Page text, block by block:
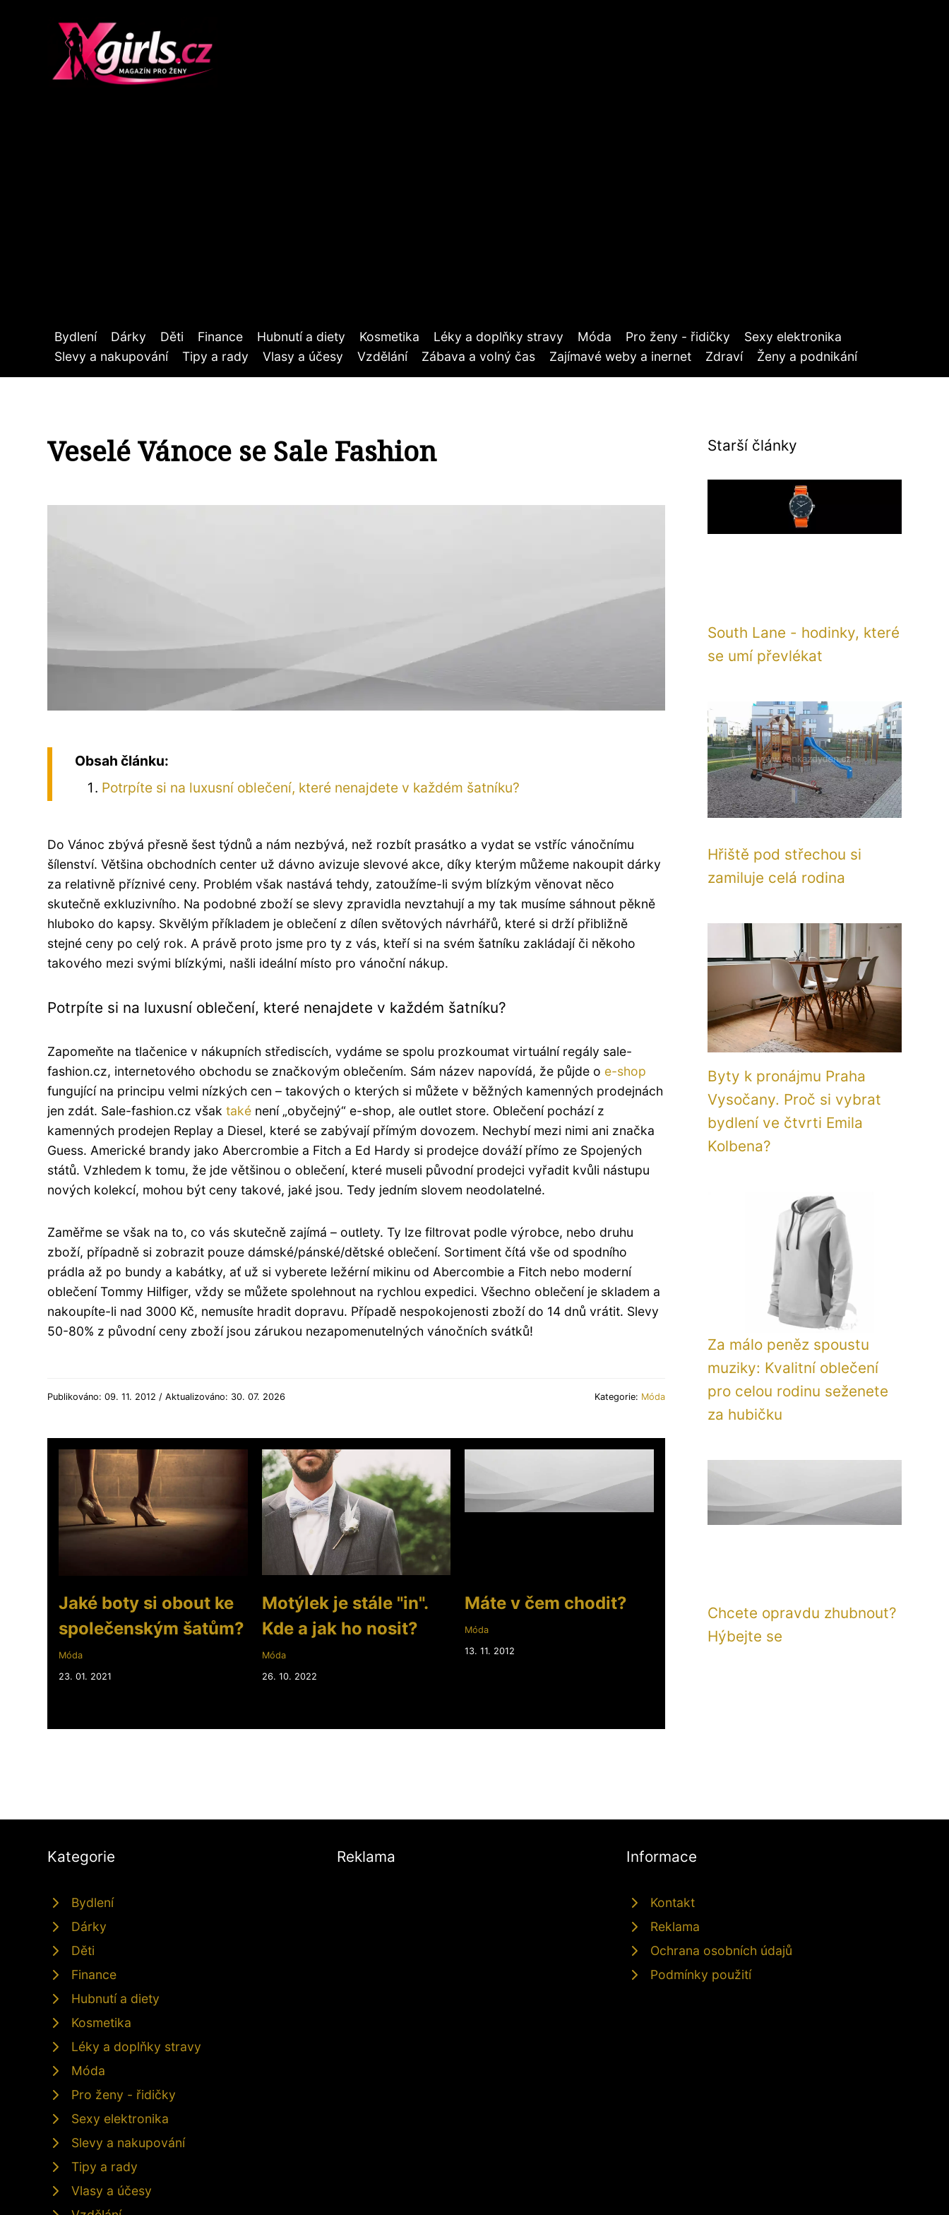
Bydlení Dárky Děti Finance Hubnutí a diety Kosmetika Léky a doplňky stravy Móda Pro ženy - řidičky
Sexy elektronika
Slevy a nakupování
Tipy a rady Vlasy a účesy Vzdělání Zábava a volný čas Zajímavé weby a inernet Zdraví Ženy a podnikání
Veselé Vánoce se Sale Fashion
Obsah článku:
Potrpíte si na luxusní oblečení, které nenajdete v každém šatníku?
Do Vánoc zbývá přesně šest týdnů a nám nezbývá, než rozbít prasátko a vydat se vstříc vánočnímu
šílenství. Většina obchodních center už dávno avizuje slevové akce, díky kterým můžeme nakoupit dárky
za relativně příznivé ceny. Problém však nastává tehdy, zatoužíme-li svým blízkým věnovat něco
skutečně exkluzivního. Na podobné zboží se slevy zpravidla nevztahují a my tak musíme sáhnout pěkně
hluboko do kapsy. Skvělým příkladem je oblečení z dílen světových návrhářů, které si drží přibližně
stejné ceny po celý rok. A právě proto jsme pro ty z vás, kteří si na svém šatníku zakládají či někoho
takového mezi svými blízkými, našli ideální místo pro vánoční nákup.
Potrpíte si na luxusní oblečení, které nenajdete v každém šatníku?
Zapomeňte na tlačenice v nákupních střediscích, vydáme se spolu prozkoumat virtuální regály sale-
fashion.cz, internetového obchodu se značkovým oblečením. Sám název napovídá, že půjde o e-shop
fungující na principu velmi nízkých cen – takových o kterých si můžete v běžných kamenných prodejnách
jen zdát. Sale-fashion.cz však také není „obyčejný“ e-shop, ale outlet store. Oblečení pochází z
kamenných prodejen Replay a Diesel, které se zabývají přímým dovozem. Nechybí mezi nimi ani značka
Guess. Americké brandy jako Abercrombie a Fitch a Ed Hardy si prodejce dováží přímo ze Spojených
států. Vzhledem k tomu, že jde většinou o oblečení, které museli původní prodejci vyřadit kvůli nástupu
nových kolekcí, mohou být ceny takové, jaké jsou. Tedy jedním slovem neodolatelné.
Zaměřme se však na to, co vás skutečně zajímá – outlety. Ty lze filtrovat podle výrobce, nebo druhu
zboží, případně si zobrazit pouze dámské/pánské/dětské oblečení. Sortiment čítá vše od spodního
prádla až po bundy a kabátky, ať už si vyberete ležérní mikinu od Abercombie a Fitch nebo moderní
oblečení Tommy Hilfiger, vždy se můžete spolehnout na rychlou expedici. Všechno oblečení je skladem a
nakoupíte-li nad 3000 Kč, nemusíte hradit dopravu. Případě nespokojenosti zboží do 14 dnů vrátit. Slevy
50-80% z původní ceny zboží jsou zárukou nezapomenutelných vánočních svátků!
Publikováno: 09. 11. 2012 / Aktualizováno: 30. 07. 2026 Kategorie: Móda
Jaké boty si obout ke
společenským šatům?
Móda
23. 01. 2021
Motýlek je stále "in".
Kde a jak ho nosit?
Móda
26. 10. 2022
Máte v čem chodit?
Móda
13. 11. 2012
Starší články
South Lane - hodinky, které
se umí převlékat
Hřiště pod střechou si
zamiluje celá rodina
Byty k pronájmu Praha
Vysočany. Proč si vybrat
bydlení ve čtvrti Emila
Kolbena?
Za málo peněz spoustu
muziky: Kvalitní oblečení
pro celou rodinu seženete
za hubičku
Chcete opravdu zhubnout?
Hýbejte se
Kategorie
Bydlení
Dárky
Děti
Finance
Hubnutí a diety
Kosmetika
Léky a doplňky stravy
Móda
Pro ženy - řidičky
Sexy elektronika
Slevy a nakupování
Tipy a rady
Vlasy a účesy
Reklama Informace
Kontakt
Reklama
Ochrana osobních údajů
Podmínky použití